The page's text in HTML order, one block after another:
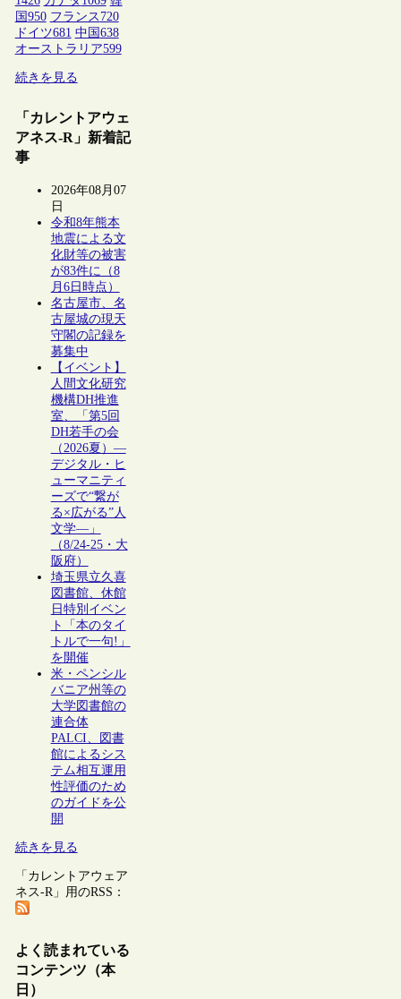
国 950 フランス 720
ドイツ681 中国 638
オーストラリア599
続きを見る
「カレントアウェ
アネス-R」新着記
事
2026年08月07
日
令和8年熊本
地震による文
化財等の被害
が83件に（8
月6日時点）
名古屋市、名
古屋城の現天
守閣の記録を
募集中
【イベント】
人間文化研究
機構DH推進
室、「第5回
DH若手の会
（2026夏）―
デジタル・ヒ
ューマニティ
ーズで“繋が
る×広がる”人
文学―」
（8/24-25・大
阪府）
埼玉県立久喜
図書館、休館
日特別イベン
ト「本のタイ
トルで一句!」
を開催
米・ペンシル
バニア州等の
大学図書館の
連合体
PALCI、図書
館によるシス
テム相互運用
性評価のため
のガイドを公
開
続きを見る
「カレントアウェア
ネス-R」用のRSS：
よく読まれている
コンテンツ（本
日）